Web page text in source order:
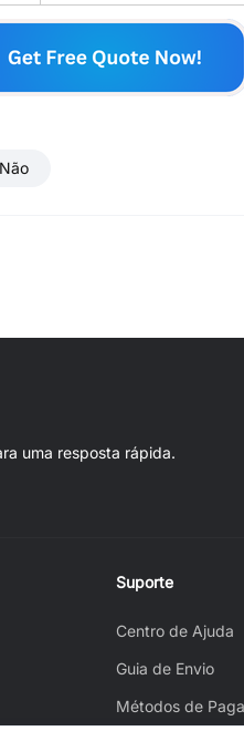
Não
uma resposta rápida.
Suporte
Centro de Ajuda
Guia de Envio
Métodos de